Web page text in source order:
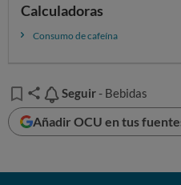
Calculadoras
Consumo de cafeína
Seguir
Seguir - Bebidas
Añadir OCU en tus